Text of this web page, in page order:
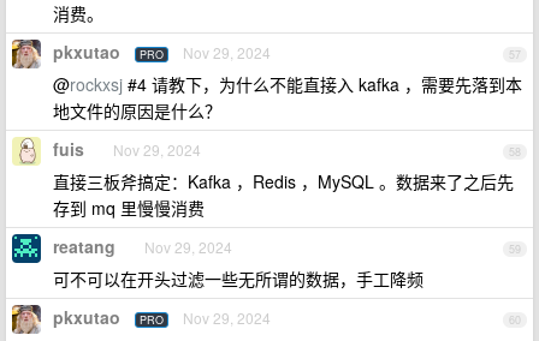
消费。
57
pkxutao PRO Nov 29, 2024
@rockxsj #4 请教下，为什么不能直接入 kafka ，需要先落到本
地文件的原因是什么？
58
fuis Nov 29, 2024
直接三板斧搞定：Kafka ，Redis ，MySQL 。数据来了之后先
存到 mq 里慢慢消费
59
reatang Nov 29, 2024
可不可以在开头过滤一些无所谓的数据，手工降频
60
pkxutao PRO Nov 29, 2024